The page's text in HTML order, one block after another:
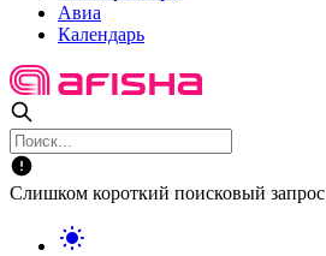
Авиа
Календарь
Слишком короткий поисковый запрос